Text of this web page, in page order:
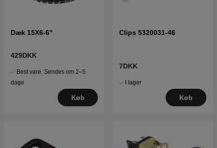
Dæk 15X6-6"
429DKK
Best.vare. Sendes om 2–5
dage
Køb
Clips 5320031-46
7DKK
I lager
Køb